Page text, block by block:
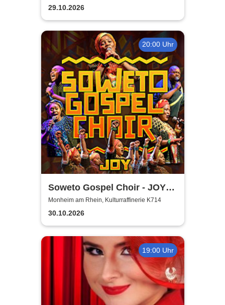
29.10.2026
20:00 Uhr
Soweto Gospel Choir - JOY!
(Zulu: Injabulo)
Monheim am Rhein, Kulturraffinerie K714
30.10.2026
19:00 Uhr